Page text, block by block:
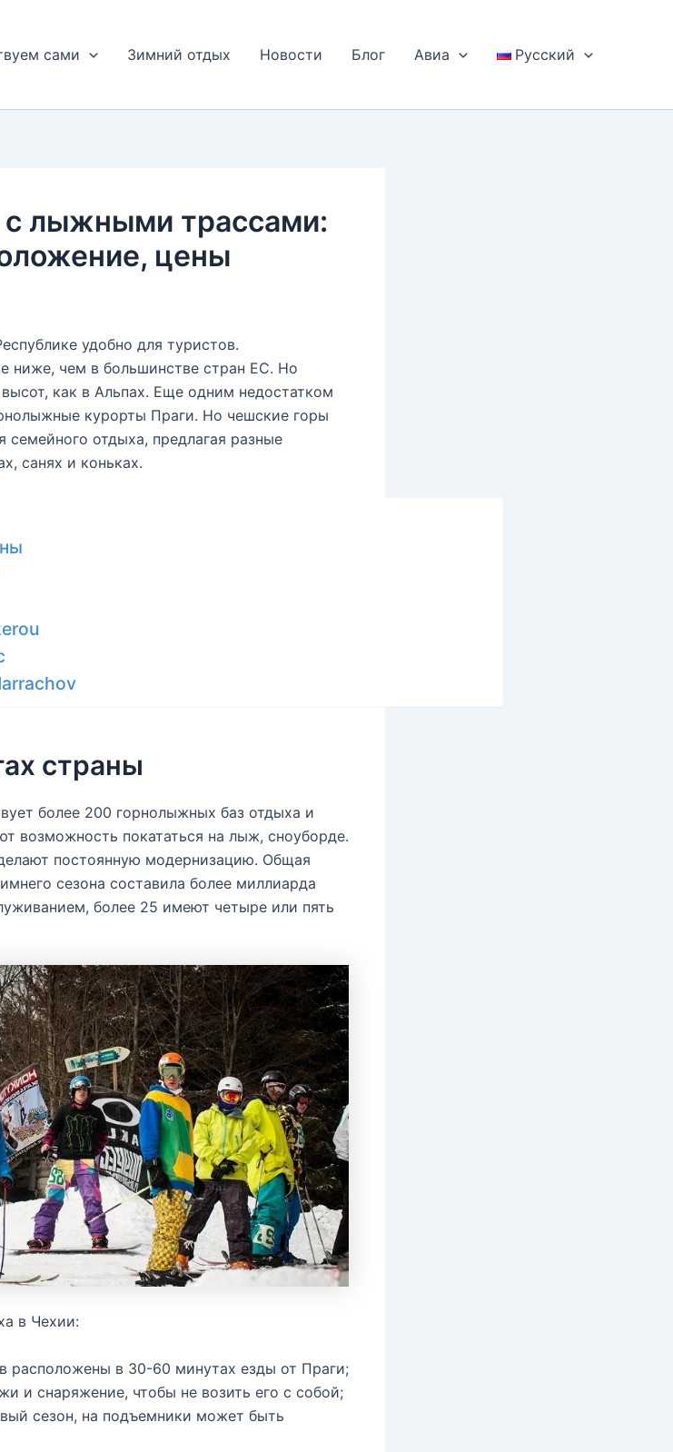
сами Зимний отдых Новости Блог Авиа Русский
лыжными трассами:
цены
удобно для туристов.
ниже, чем в большинстве стран ЕС. Но
как в Альпах. Еще одним недостатком
курорты Праги. Но чешские горы
отдыха, предлагая разные
санях и коньках.
страны
более 200 горнолыжных баз отдыха и
возможность покататься на лыж, сноуборде.
постоянную модернизацию. Общая
сезона составила более миллиарда
более 25 имеют четыре или пять
в Чехии:
расположены в 30-60 минутах езды от Праги;
и снаряжение, чтобы не возить его с собой;
сезон, на подъемники может быть